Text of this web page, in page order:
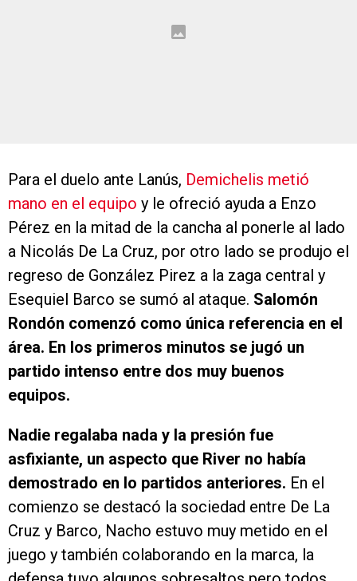
Para el duelo ante Lanús, Demichelis metió
mano en el equipo y le ofreció ayuda a Enzo
Pérez en la mitad de la cancha al ponerle al lado
a Nicolás De La Cruz, por otro lado se produjo el
regreso de González Pirez a la zaga central y
Esequiel Barco se sumó al ataque. Salomón
Rondón comenzó como única referencia en el
área. En los primeros minutos se jugó un
partido intenso entre dos muy buenos
equipos.
Nadie regalaba nada y la presión fue
asfixiante, un aspecto que River no había
demostrado en lo partidos anteriores. En el
comienzo se destacó la sociedad entre De La
Cruz y Barco, Nacho estuvo muy metido en el
juego y también colaborando en la marca, la